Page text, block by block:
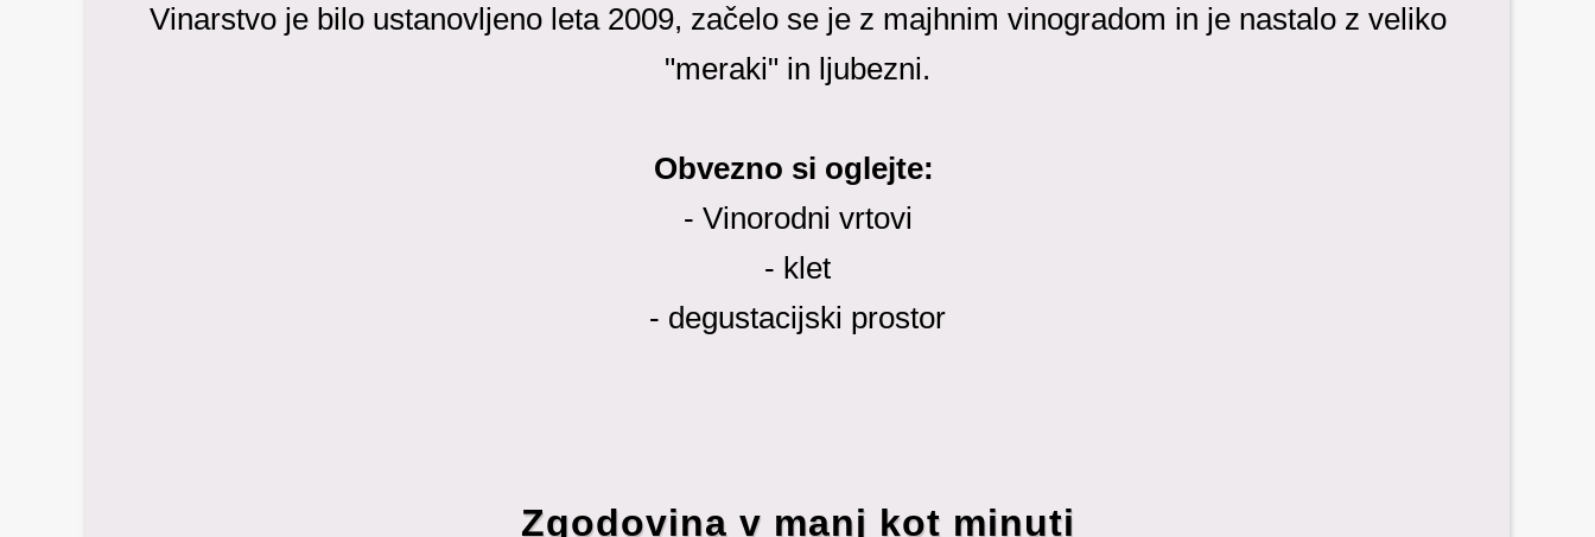
Vinarstvo je bilo ustanovljeno leta 2009, začelo se je z majhnim vinogradom in je nastalo z veliko
"meraki" in ljubezni.
Obvezno si oglejte:
- Vinorodni vrtovi
- klet
- degustacijski prostor
Zgodovina v manj kot minuti